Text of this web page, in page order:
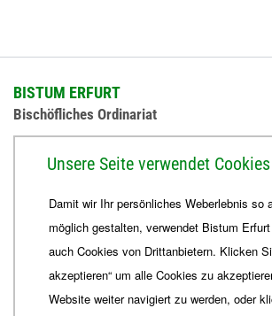
BISTUM ERFURT
Bischöfliches Ordinariat
+49 361 6572-444
ordinariat Bistum-Erfurt.de
Unsere Seite verwendet Cookies
Damit wir Ihr persönliches Weberlebnis so
möglich gestalten, verwendet Bistum
auch Cookies von Drittanbietern. Klicken
akzeptieren“ um alle Cookies zu
Website weiter navigiert zu werden, oder